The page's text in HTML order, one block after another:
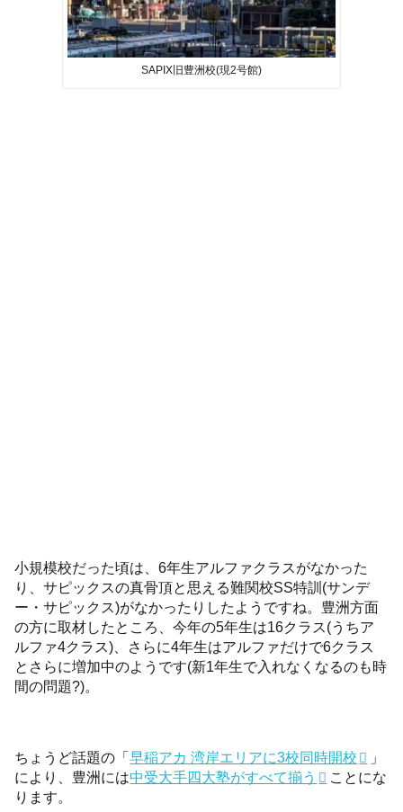
SAPIX旧豊洲校(現2号館)
小規模校だった頃は、6年生アルファクラスがなかった
り、サピックスの真骨頂と思える難関校SS特訓(サンデ
ー・サピックス)がなかったりしたようですね。豊洲方面
の方に取材したところ、今年の5年生は16クラス(うちア
ルファ4クラス)、さらに4年生はアルファだけで6クラス
とさらに増加中のようです(新1年生で入れなくなるのも時
間の問題?)。
ちょうど話題の「早稲アカ 湾岸エリアに3校同時開校
」
により、豊洲には中受大手四大塾がすべて揃う
ことにな
ります。